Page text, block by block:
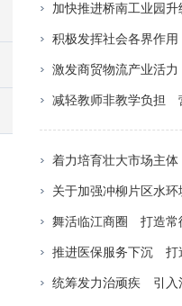
加快推进桥南工业园
积极发挥社会各界作
激发商贸物流产业活
减轻教师非教学负担
着力培育壮大市场主
关于加强冲柳片区水
舞活临江商圈 打造常
推进医保服务下沉 打
统筹发力治顽疾 引入